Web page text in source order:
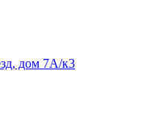
дом 7А/к3